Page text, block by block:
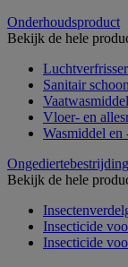
Onderhoudsproduct
Bekijk de hele
Luchtverfrisser
Sanitair
Vaatwasmiddel
Vloer- en
Wasmiddel en
Ongediertebestrijding
Bekijk de hele
Insecticide
Insecticide